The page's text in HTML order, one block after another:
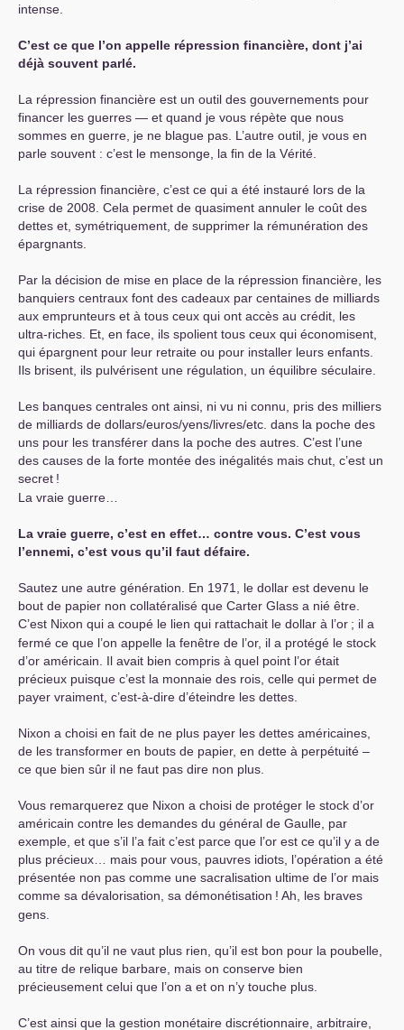
intense.
C’est ce que l’on appelle répression financière, dont j’ai
déjà souvent parlé.
La répression financière est un outil des gouvernements pour
financer les guerres — et quand je vous répète que nous
sommes en guerre, je ne blague pas. L’autre outil, je vous en
parle souvent : c’est le mensonge, la fin de la Vérité.
La répression financière, c’est ce qui a été instauré lors de la
crise de 2008. Cela permet de quasiment annuler le coût des
dettes et, symétriquement, de supprimer la rémunération des
épargnants.
Par la décision de mise en place de la répression financière, les
banquiers centraux font des cadeaux par centaines de milliards
aux emprunteurs et à tous ceux qui ont accès au crédit, les
ultra-riches. Et, en face, ils spolient tous ceux qui économisent,
qui épargnent pour leur retraite ou pour installer leurs enfants.
Ils brisent, ils pulvérisent une régulation, un équilibre séculaire.
Les banques centrales ont ainsi, ni vu ni connu, pris des milliers
de milliards de dollars/euros/yens/livres/etc. dans la poche des
uns pour les transférer dans la poche des autres. C’est l’une
des causes de la forte montée des inégalités mais chut, c’est un
secret !
La vraie guerre…
La vraie guerre, c’est en effet… contre vous. C’est vous
l’ennemi, c’est vous qu’il faut défaire.
Sautez une autre génération. En 1971, le dollar est devenu le
bout de papier non collatéralisé que Carter Glass a nié être.
C’est Nixon qui a coupé le lien qui rattachait le dollar à l’or ; il a
fermé ce que l’on appelle la fenêtre de l’or, il a protégé le stock
d’or américain. Il avait bien compris à quel point l’or était
précieux puisque c’est la monnaie des rois, celle qui permet de
payer vraiment, c’est-à-dire d’éteindre les dettes.
Nixon a choisi en fait de ne plus payer les dettes américaines,
de les transformer en bouts de papier, en dette à perpétuité –
ce que bien sûr il ne faut pas dire non plus.
Vous remarquerez que Nixon a choisi de protéger le stock d’or
américain contre les demandes du général de Gaulle, par
exemple, et que s’il l’a fait c’est parce que l’or est ce qu’il y a de
plus précieux… mais pour vous, pauvres idiots, l’opération a été
présentée non pas comme une sacralisation ultime de l’or mais
comme sa dévalorisation, sa démonétisation ! Ah, les braves
gens.
On vous dit qu’il ne vaut plus rien, qu’il est bon pour la poubelle,
au titre de relique barbare, mais on conserve bien
précieusement celui que l’on a et on n’y touche plus.
C’est ainsi que la gestion monétaire discrétionnaire, arbitraire,